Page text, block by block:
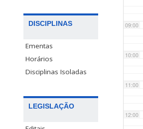
DISCIPLINAS
Ementas
Horários
Disciplinas Isoladas
LEGISLAÇÃO
09:00
10:00
11:00
12:00